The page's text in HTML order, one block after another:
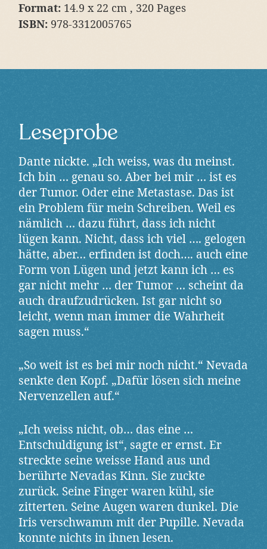
Format: 14.9 x 22 cm , 320 Pages
ISBN: 978-3312005765
Leseprobe
Dante nickte. „Ich weiss, was du meinst.
Ich bin … genau so. Aber bei mir … ist es
der Tumor. Oder eine Metastase. Das ist
ein Problem für mein Schreiben. Weil es
nämlich … dazu führt, dass ich nicht
lügen kann. Nicht, dass ich viel …. gelogen
hätte, aber… erfinden ist doch…. auch eine
Form von Lügen und jetzt kann ich … es
gar nicht mehr … der Tumor … scheint da
auch draufzudrücken. Ist gar nicht so
leicht, wenn man immer die Wahrheit
sagen muss.“
„So weit ist es bei mir noch nicht.“ Nevada
senkte den Kopf. „Dafür lösen sich meine
Nervenzellen auf.“
„Ich weiss nicht, ob… das eine …
Entschuldigung ist“, sagte er ernst. Er
streckte seine weisse Hand aus und
berührte Nevadas Kinn. Sie zuckte
zurück. Seine Finger waren kühl, sie
zitterten. Seine Augen waren dunkel. Die
Iris verschwamm mit der Pupille. Nevada
konnte nichts in ihnen lesen.